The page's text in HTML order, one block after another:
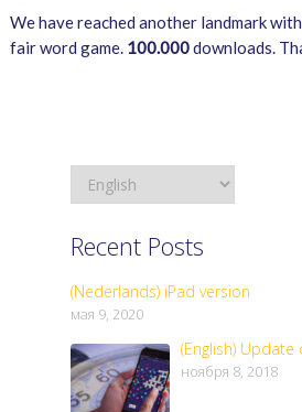
We have reached another landmark
fair word game. 100.000downloads.
Recent Posts
(Nederlands) iPad version
мая 9, 2020
(English)
ноября 8, 2018